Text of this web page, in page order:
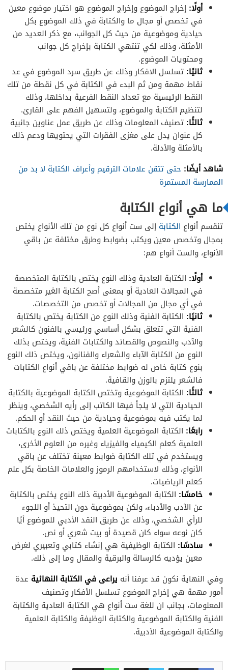
أولًا: إخراج الموضوع وإخراج الموضوع هو اختيار موضوع معين
في تخصص أو مجال ما والكتابة في ذلك الموضوع بكل
حيادية وموضوعية من حيث كل الجوانب، مع ذكر العديد من
الأمثلة، وذلك لكي تنتهي الكتابة بإخراج كل جوانب
ومحتويات الموضوع.
ثانيًا: تسلسل الافكار وذلك عن طريق سرد الموضوع في عد
نقاط مهمة ومن ثم البدء في الكتابة في كل نقطة من تلك
النقط الرئيسية مع تعداد النقط الفرعية بداخلها، وذلك
لتنظيم الكتابة والموضوع، ولتسهيل الفهم على القارئ.
ثالثًا: تصنيف المعلومات وذلك عن طريق عمل عناوين جانبية
كل عنوان يدل على مغزى الفقرات التي يحتويها ودعم ذلك
بالأمثلة والأدلة.
شاهد أيضًا: حتى تتقن علامات الترقيم وأعراف الكتابة لا بد من
الممارسة المستمرة
ما هي أنواع الكتابة
تنقسم أنواع الكتابة إلى ست أنواع كل نوع من تلك الأنواع يختص
بمجال وتخصص معين ويكتب بضوابط وطرق مختلفة عن باقي
الأنواع، والست أنواع هم:
أولًا: الكتابة العادية وذلك النوع يختص بالكتابة المتخصصة
في المجالات العادية أو بمعنى أصح الكتابة الغير متخصصة
في أي مجال من المجالات أو تخصص من التخصصات.
ثانيًا: الكتابة الفنية وذلك النوع من الكتابة يختص بالكتابة
الفنية التي تتعلق بشكل أساسي ورئيسي بالفنون كالشعر
والآدب والنصوص والقصائد والكتابات الفنية، ويختص بذلك
النوع من الكتابة الآباء والشعراء والفنانون، ويختص ذلك النوع
بنوع كتابة خاص له ضوابط مختلفة عن باقي أنواع الكتابات
فالشعر يلتزم بالوزن والقافية.
ثالثًا: الكتابة الموضوعية وتختص الكتابة الموضوعية بالكتابة
الحيادية التي لا يلجأ فيها الكاتب إلى رأيه الشخصي، وينظر
لما يكتب فيه بموضوعية وحيادية من حيث النقد أو الحكم.
رابعًا: الكتابة الموضوعية العلمية ويختص ذلك النوع بالكتابات
العلمية كعلم الكيمياء والفيزياء وغيره من العلوم الأخرى،
ويستخدم في تلك الكتابة ضوابط معينة تختلف عن باقي
الأنواع، وذلك لاستخدامهم الرموز والعلامات الخاصة بكل علم
كعلم الرياضيات.
خامسًا: الكتابة الموضوعية الأدبية ذلك النوع يختص بالكتابة
عن الآدب والأدباء، ولكن بموضوعية دون التحيذ أو اللجوء
للرأي الشخصي، وذلك عن طريق النقد الأدبي للموضوع أيًا
كان نوعه سواء كان قصيدة أو بيت شعري أو نص.
سادسًا: الكتابة الوظيفية هي إنشاء كتابي وتعبيري لغرض
معين يؤديه كالرسالة والبرقية والمقال وما إلى ذلك.
وفي النهاية نكون قد عرفنا أنه يراعى في الكتابة النهائية عدة
أمور مهمة هي إخراج الموضوع تسلسل الأفكار وتصنيف
المعلومات، بجانب ان للغة ست أنواع هي الكتابة العادية والكتابة
الفنية والكتابة الموضوعية والكتابة الوظيفة والكتابة العلمية
والكتابة الموضوعية الأدبية.